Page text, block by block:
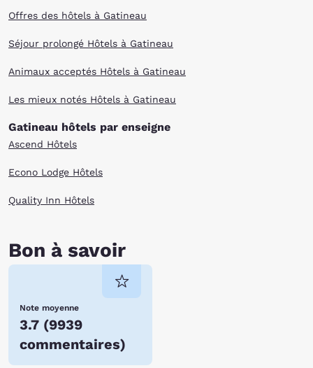
Offres des hôtels à Gatineau
Séjour prolongé Hôtels à Gatineau
Animaux acceptés Hôtels à Gatineau
Les mieux notés Hôtels à Gatineau
Gatineau hôtels par enseigne
Ascend Hôtels
Econo Lodge Hôtels
Quality Inn Hôtels
Bon à savoir
Note moyenne
3.7 (9939
commentaires)